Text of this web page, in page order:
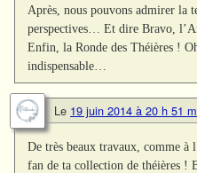
Après, nous pouvons admirer la
perspectives… Et dire Bravo,
Enfin, la Ronde des Théières !
indispensable…
Le 19 juin 2014 à 20 h 51
De très beaux travaux, comme à
fan de ta collection de théières !